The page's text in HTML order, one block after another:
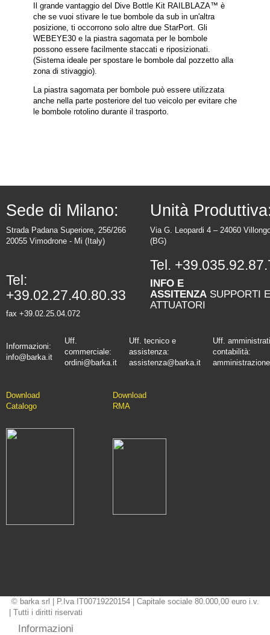
Il grande vantaggio del Dive Bottle Kit RAILBLAZA™ è
che se vuoi stivare le tue bombole da sub in un'altra
posizione, ti occorrono solo altre due StarPort. Gli
WEBEYE30 e la piastra sagomata per le bombole
possono essere facilmente staccati e riposizionati.
(Sistema ideale per spostare le bombole dal pozzetto alla
zona di stivaggio).
La piastra sagomata per bombole può essere utilizzata
anche nella parte posteriore del tuo veicolo per evitare che
le bombole rotolino durante il trasporto.
Sede di Milano:
Strada Padana Superiore, 256/266
20055 Vimodrone - Mi (Italy)
Tel:
+39.02.27.40.80.33
fax +39.02.25.04.072
Unità
Via G. Leopardi 4 – 24060
(BG)
Tel.
INFO E
ASSITENZA SUPPORTI E
ATTUATORI
Informazioni:
info@barka.it
Uff.
commerciale:
ordini@barka.it
Uff. tecnico e
assistenza:
assistenza@barka.it
Uff.
contabilità:
Download
Catalogo
Download
RMA
© barka srl | P.Iva IT00719220154 | Capitale sociale 80.000,00 euro i.v.
| Tutti i diritti riservati
Informazioni